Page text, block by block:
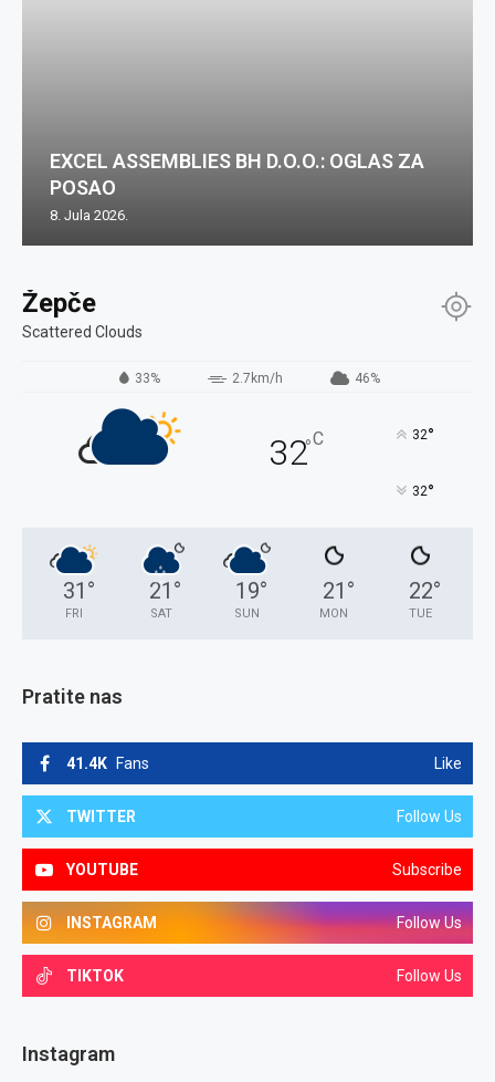
Žepče
Scattered Clouds
33% 2.7km/h 46%
32°C 32°
32°
31 °
FRI
21 °
SAT
19°
SUN
21 °
MON
22°
TUE
Pratite nas
41.4K Fans Like
TWITTER Follow Us
YOUTUBE Subscribe
INSTAGRAM Follow Us
TIKTOK Follow Us
Instagram
EXCEL ASSEMBLIES BH D.O.O.: OGLAS ZA
POSAO
8. Jula 2026.